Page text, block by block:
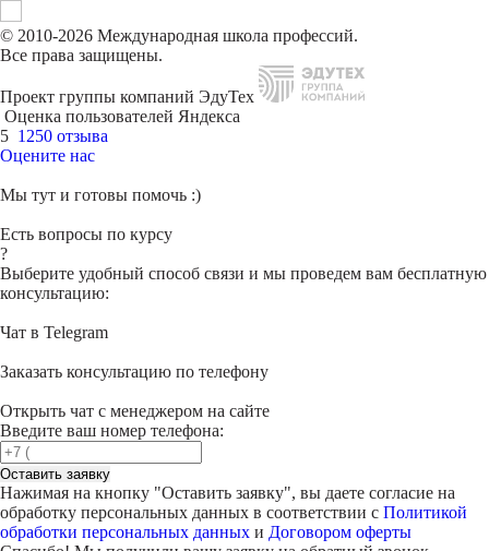
© 2010-2026 Международная школа профессий.
Все права защищены.
Проект группы компаний ЭдуТех
Оценка пользователей Яндекса
5 1250 отзыва
Оцените нас
Мы тут и готовы помочь :)
Есть вопросы по курсу
?
Выберите удобный способ связи и мы проведем вам бесплатную
консультацию:
Чат в Telegram
Заказать консультацию по телефону
Открыть чат с менеджером на сайте
Введите ваш номер телефона:
Оставить заявку
Нажимая на кнопку "Оставить заявку", вы даете согласие на
обработку персональных данных в соответствии с Политикой
обработки персональных данных и Договором оферты